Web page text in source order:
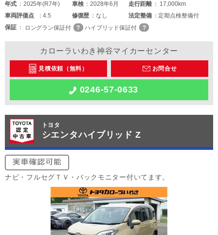
年式 2025年(R7年) 車検 2028年6月 走行距離
17,000km
車両評価点 4.5 修復歴 なし 法定整備
定期点検整備付
保証
ロングラン保証付 ハイブリッド保証付
カローラいわき神谷マイカーセンター
見積依頼（無料） お問合せ
0246-57-0633
トヨタ
シエンタハイブリッド Z
ナビ・フルセグＴＶ・バックモニター付いてます。